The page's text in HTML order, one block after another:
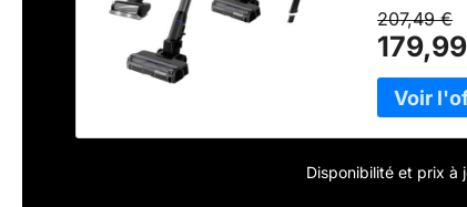
sans-fil
13
moins de 3
EN UNE
activement
OUTIL
207,49 €
Disponibilité et prix à